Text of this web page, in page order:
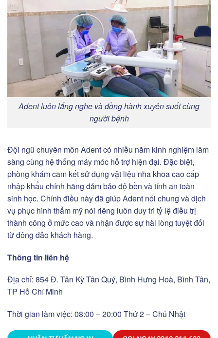
Adent luôn lắng nghe và đồng hành xuyên suốt cùng
người bệnh
Đội ngũ chuyên môn Adent có nhiều năm kinh nghiệm lâm
sàng cùng hệ thống máy móc hỗ trợ hiện đại. Đặc biệt,
phòng khám cam kết sử dụng vật liệu nha khoa cao cấp
nhập khẩu chính hãng đảm bảo độ bền và tính an toàn
sinh học. Chính điều này đã giúp Adent nói chung và dịch
vụ phục hình thẩm mỹ nói riêng luôn duy trì tỷ lệ điều trị
thành công ở mức cao và nhận được sự hài lòng tuyệt đối
từ đông đảo khách hàng.
Thông tin liên hệ
Địa chỉ: 854 Đ. Tân Kỳ Tân Quý, Bình Hưng Hoà, Bình Tân,
TP Hồ Chí Minh
Thời gian làm việc: 08:00 – 20:00 Thứ 2 – Chủ Nhật